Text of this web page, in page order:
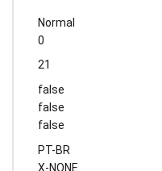
Normal
0
21
false
false
false
PT-BR
X-NONE